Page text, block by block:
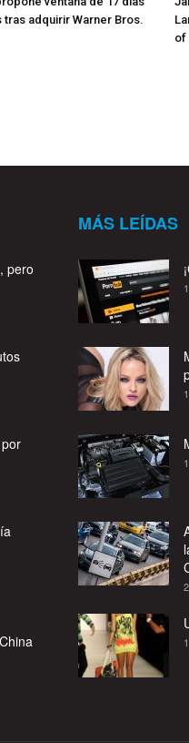
tras adquirir Warner Bros.
of
pero
MÁS LEÍDAS